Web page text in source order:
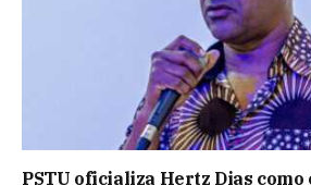
PSTU oficializa Hertz Dias como